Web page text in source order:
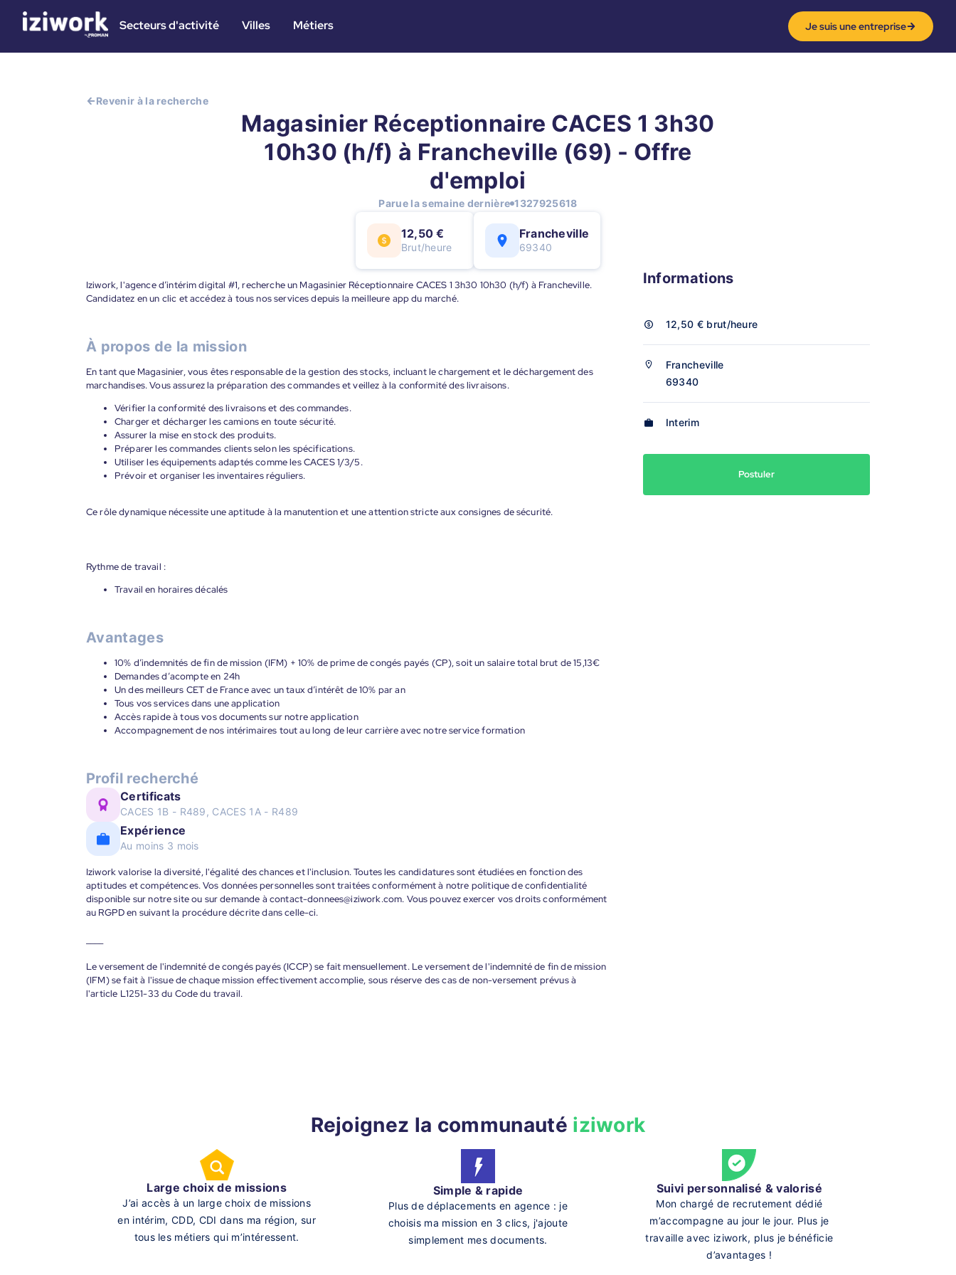
Secteurs d'activité Villes Métiers Je suis une entreprise
Revenir à la recherche
Magasinier Réceptionnaire CACES 1 3h30
10h30 (h/f) à Francheville (69) - Offre
d'emploi
Parue la semaine dernière 1327925618
12,50 €
Brut/heure
Francheville
69340
Iziwork, l'agence d’intérim digital #1, recherche un Magasinier Réceptionnaire CACES 1 3h30 10h30 (h/f) à Francheville.
Candidatez en un clic et accédez à tous nos services depuis la meilleure app du marché.
À propos de la mission
En tant que Magasinier, vous êtes responsable de la gestion des stocks, incluant le chargement et le déchargement des
marchandises. Vous assurez la préparation des commandes et veillez à la conformité des livraisons.
Vérifier la conformité des livraisons et des commandes.
Charger et décharger les camions en toute sécurité.
Assurer la mise en stock des produits.
Préparer les commandes clients selon les spécifications.
Utiliser les équipements adaptés comme les CACES 1/3/5.
Prévoir et organiser les inventaires réguliers.
Ce rôle dynamique nécessite une aptitude à la manutention et une attention stricte aux consignes de sécurité.
Rythme de travail :
Travail en horaires décalés
Avantages
10% d’indemnités de fin de mission (IFM) + 10% de prime de congés payés (CP), soit un salaire total brut de 15,13€
Demandes d’acompte en 24h
Un des meilleurs CET de France avec un taux d’intérêt de 10% par an
Tous vos services dans une application
Accès rapide à tous vos documents sur notre application
Accompagnement de nos intérimaires tout au long de leur carrière avec notre service formation
Profil recherché
Certificats
CACES 1B - R489, CACES 1A - R489
Expérience
Au moins 3 mois
Iziwork valorise la diversité, l'égalité des chances et l'inclusion. Toutes les candidatures sont étudiées en fonction des
aptitudes et compétences. Vos données personnelles sont traitées conformément à notre politique de confidentialité
disponible sur notre site ou sur demande à contact-donnees@iziwork.com. Vous pouvez exercer vos droits conformément
au RGPD en suivant la procédure décrite dans celle-ci.
Le versement de l'indemnité de congés payés (ICCP) se fait mensuellement. Le versement de l'indemnité de fin de mission
(IFM) se fait à l'issue de chaque mission effectivement accomplie, sous réserve des cas de non-versement prévus à
l'article L1251-33 du Code du travail.
Informations
12,50 € brut/heure
Francheville
69340
Interim
Postuler
Rejoignez la communauté iziwork
Large choix de missions
J’ai accès à un large choix de missions
en intérim, CDD, CDI dans ma région, sur
tous les métiers qui m’intéressent.
Simple & rapide
Plus de déplacements en agence : je
choisis ma mission en 3 clics, j'ajoute
simplement mes documents.
Suivi personnalisé & valorisé
Mon chargé de recrutement dédié
m’accompagne au jour le jour. Plus je
travaille avec iziwork, plus je bénéficie
d’avantages !